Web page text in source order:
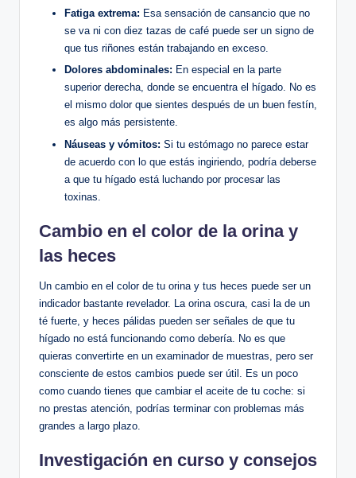
Fatiga extrema: Esa sensación de cansancio que no
se va ni con diez tazas de café puede ser un signo de
que tus riñones están trabajando en exceso.
Dolores abdominales: En especial en la parte
superior derecha, donde se encuentra el hígado. No es
el mismo dolor que sientes después de un buen festín,
es algo más persistente.
Náuseas y vómitos: Si tu estómago no parece estar
de acuerdo con lo que estás ingiriendo, podría deberse
a que tu hígado está luchando por procesar las
toxinas.
Cambio en el color de la orina y
las heces
Un cambio en el color de tu orina y tus heces puede ser un
indicador bastante revelador. La orina oscura, casi la de un
té fuerte, y heces pálidas pueden ser señales de que tu
hígado no está funcionando como debería. No es que
quieras convertirte en un examinador de muestras, pero ser
consciente de estos cambios puede ser útil. Es un poco
como cuando tienes que cambiar el aceite de tu coche: si
no prestas atención, podrías terminar con problemas más
grandes a largo plazo.
Investigación en curso y consejos